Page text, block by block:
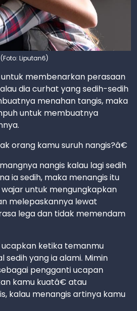
(Foto: Liputan6)
membenarkan perasaan
dia curhat yang sedih-sedih
menahan tangis, maka
untuk membuatnya
orang kamu suruh nangis?â€
nangis kalau lagi sedih
ia sedih, maka menangis itu
untuk mengungkapkan
melepaskannya lewat
lega dan tidak memendam
ucapkan ketika temanmu
yang ia alami. Mimin
pengganti ucapan
kamu kuatâ€ atau
kalau menangis artinya kamu